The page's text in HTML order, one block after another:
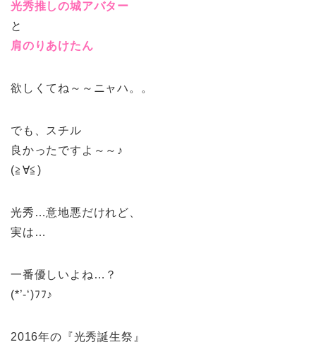
光秀推しの城アバター
と
肩のりあけたん
欲しくてね～～ニャハ。。
でも、スチル
良かったですよ～～♪
(≧∀≦)
光秀…意地悪だけれど、
実は…
一番優しいよね…？
(*’-‘)ﾌﾌ♪
2016年の『光秀誕生祭』